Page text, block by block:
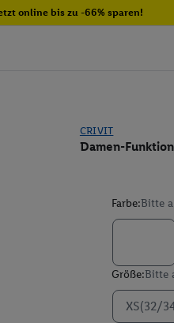
online bis zu -66% sparen!
CRIVIT
Damen-
Farbe:Bitte
Größe:Bitte
XS(32/